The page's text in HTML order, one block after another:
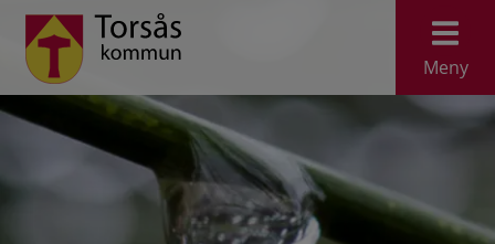
Meny